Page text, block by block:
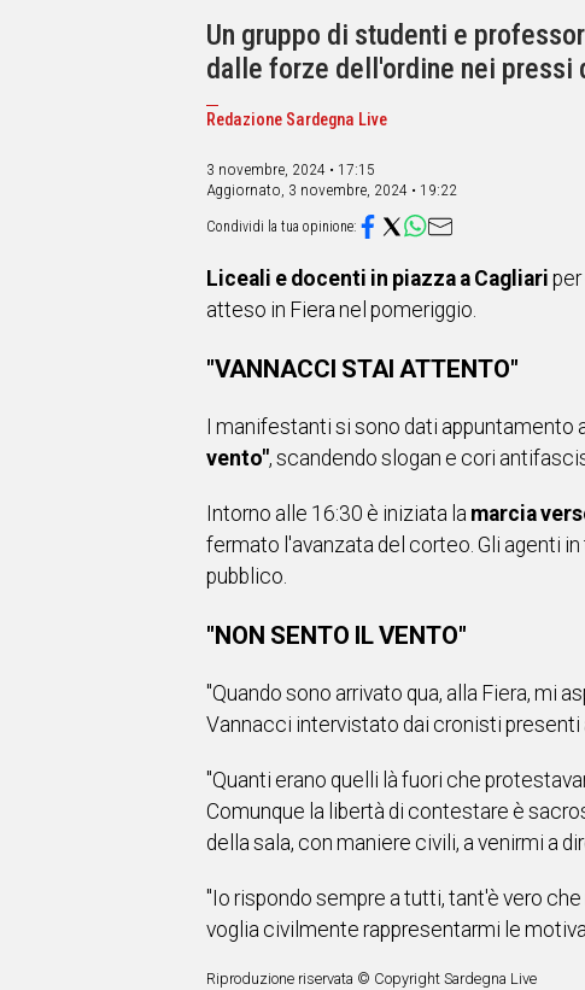
Vai
Un gruppo di studenti e
dalle forze dell'ordine nei pressi
Redazione Sardegna Live
3 novembre, 2024 • 17:15
Aggiornato, 3 novembre, 2024 • 19:22
Liceali e docenti in piazza a Cagliari
atteso in Fiera nel pomeriggio.
"VANNACCI STAI ATTENTO"
I manifestanti si sono dati
vento", scandendo slogan e cori
Intorno alle 16:30 è iniziata la marcia
fermato l'avanzata del corteo. Gli agenti
pubblico.
"NON SENTO IL VENTO"
"Quando sono arrivato qua, alla Fiera, mi
Vannacci intervistato dai cronisti
"Quanti erano quelli là fuori che
Comunque la libertà di contestare è
della sala, con maniere civili, a venirmi a
"Io rispondo sempre a tutti, tant'è vero
voglia civilmente rappresentarmi le
Riproduzione riservata © Copyright Sardegna Live